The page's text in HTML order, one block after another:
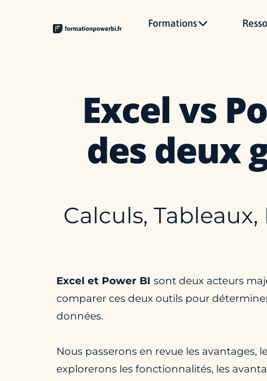
Formations
Excel vs
des deux
Calculs,
Excel et Power BI sont deux acteurs
comparer ces deux outils pour
données.
Nous passerons en revue les avantages,
explorerons les fonctionnalités, les